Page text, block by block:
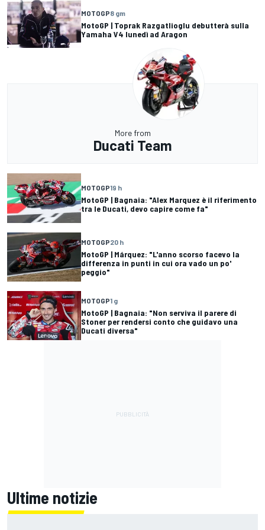
MOTOGP8 gm
MotoGP | Toprak Razgatlioglu debutterà sulla
Yamaha V4 lunedì ad Aragon
More from
Ducati Team
MOTOGP19 h
MotoGP | Bagnaia: "Alex Marquez è il riferimento
tra le Ducati, devo capire come fa"
MOTOGP20 h
MotoGP | Márquez: "L'anno scorso facevo la
differenza in punti in cui ora vado un po'
peggio"
MOTOGP1 g
MotoGP | Bagnaia: "Non serviva il parere di
Stoner per rendersi conto che guidavo una
Ducati diversa"
Ultime notizie